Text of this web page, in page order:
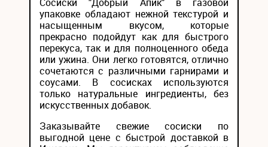
упаковке обладают нежной текстурой и
насыщенным вкусом, которые
прекрасно подойдут как для быстрого
перекуса, так и для полноценного обеда
или ужина. Они легко готовятся, отлично
сочетаются с различными гарнирами и
соусами. В сосисках используются
только натуральные ингредиенты, без
искусственных добавок.
Заказывайте свежие сосиски по
выгодной цене с быстрой доставкой в